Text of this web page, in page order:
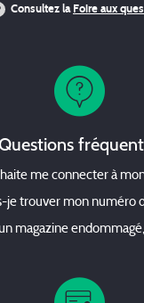
Consultez laFoire aux
me connecter à
je trouver mon numéro
un magazine